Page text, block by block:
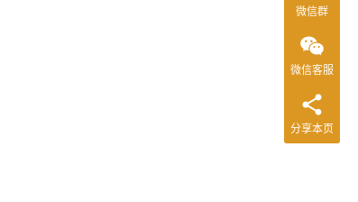
微信群
微信客服
分享本页